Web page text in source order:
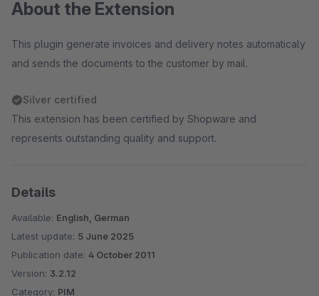
About the Extension
This plugin generate invoices and delivery notes automaticaly
and sends the documents to the customer by mail.
Silver certified
This extension has been certified by Shopware and
represents outstanding quality and support.
Details
Available: English, German
Latest update: 5 June 2025
Publication date: 4 October 2011
Version: 3.2.12
Category: PIM